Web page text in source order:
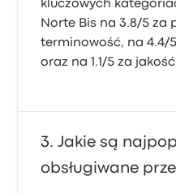
kluczowych
Norte Bis na 3.8/5 za
terminowość, na 4.4/
oraz na 1.1/5 za
Jakie są
obsługiwane